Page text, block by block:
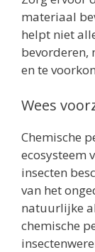
materiaal
helpt niet
bevorderen,
en te
Wees
Chemische
ecosysteem
insecten
van het
natuurlijke
chemische